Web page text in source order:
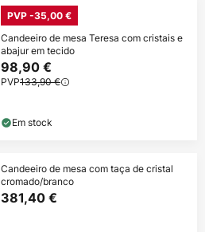
PVP -35,00 €
Candeeiro de mesa Teresa com cristais e
abajur em tecido
98,90 €
PVP133,90 €
Em stock
Candeeiro de mesa com taça de cristal
cromado/branco
381,40 €